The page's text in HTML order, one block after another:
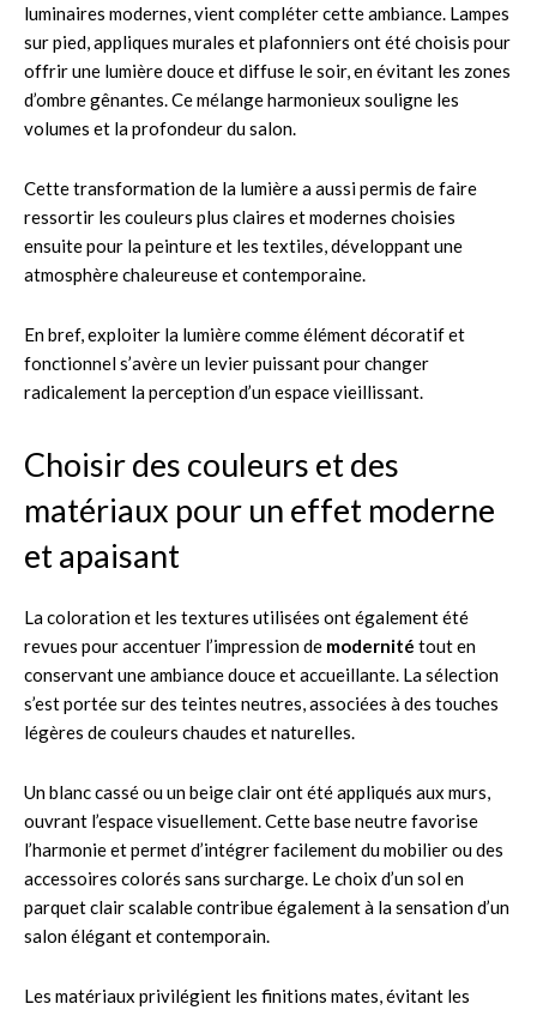
luminaires modernes, vient compléter cette ambiance. Lampes
sur pied, appliques murales et plafonniers ont été choisis pour
offrir une lumière douce et diffuse le soir, en évitant les zones
d’ombre gênantes. Ce mélange harmonieux souligne les
volumes et la profondeur du salon.
Cette transformation de la lumière a aussi permis de faire
ressortir les couleurs plus claires et modernes choisies
ensuite pour la peinture et les textiles, développant une
atmosphère chaleureuse et contemporaine.
En bref, exploiter la lumière comme élément décoratif et
fonctionnel s’avère un levier puissant pour changer
radicalement la perception d’un espace vieillissant.
Choisir des couleurs et des
matériaux pour un effet moderne
et apaisant
La coloration et les textures utilisées ont également été
revues pour accentuer l’impression de modernité tout en
conservant une ambiance douce et accueillante. La sélection
s’est portée sur des teintes neutres, associées à des touches
légères de couleurs chaudes et naturelles.
Un blanc cassé ou un beige clair ont été appliqués aux murs,
ouvrant l’espace visuellement. Cette base neutre favorise
l’harmonie et permet d’intégrer facilement du mobilier ou des
accessoires colorés sans surcharge. Le choix d’un sol en
parquet clair scalable contribue également à la sensation d’un
salon élégant et contemporain.
Les matériaux privilégient les finitions mates, évitant les